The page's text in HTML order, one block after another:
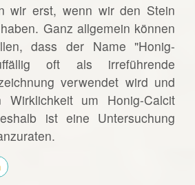
wir erst, wenn wir den Stein
Ganz allgemein können
dass der Name "Honig-
oft als irreführende
verwendet wird und
um Honig-Calcit
ist eine Untersuchung